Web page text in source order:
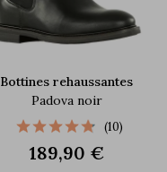
Bottines rehaussantes
Padova noir
(10)
189,90 €